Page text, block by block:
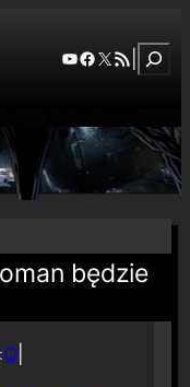
YouTube
Facebook
X RSS Feed
będzie
Q